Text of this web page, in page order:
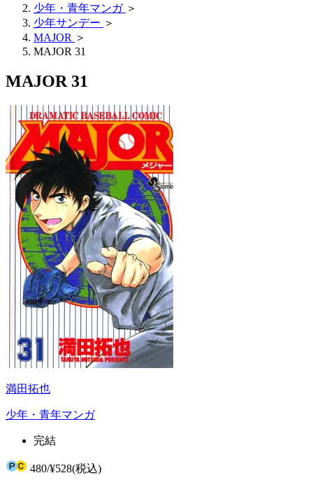
少年・青年マンガ ＞
少年サンデー ＞
MAJOR ＞
MAJOR 31
MAJOR 31
満田拓也
少年・青年マンガ
完結
480/¥528(税込)